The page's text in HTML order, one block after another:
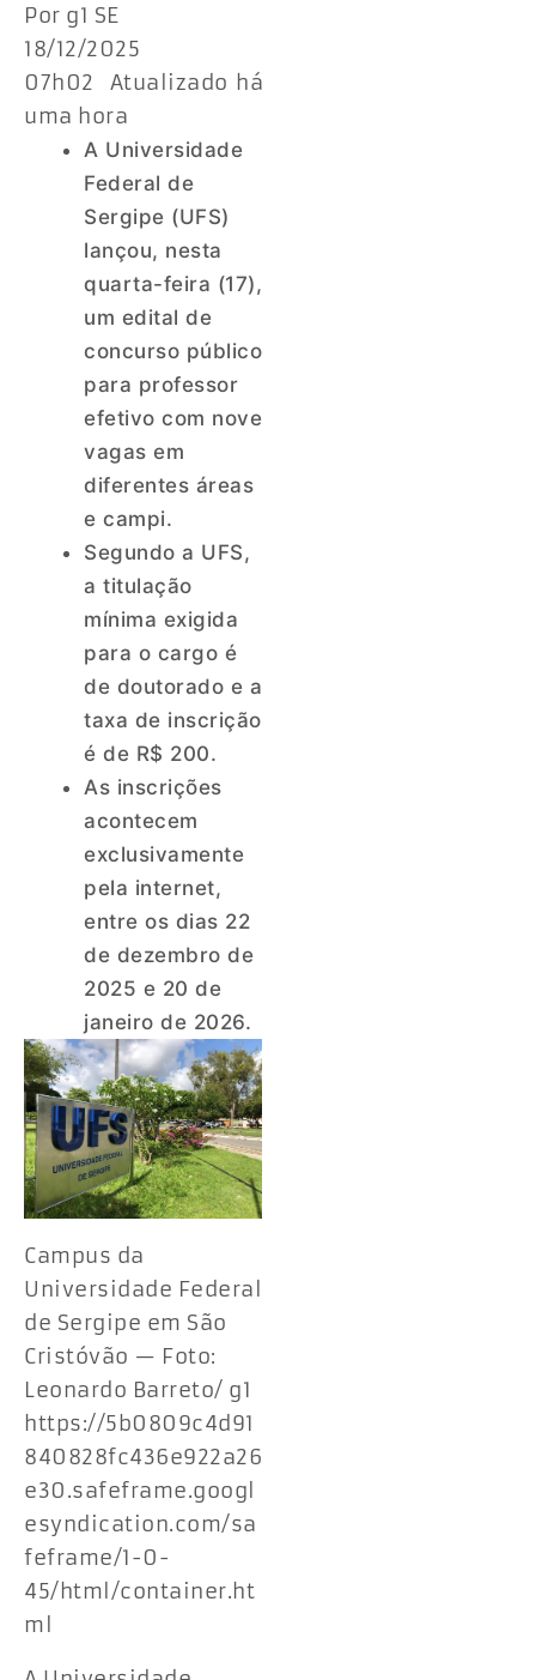
Por g1 SE
18/12/2025
07h02 Atualizado há
uma hora
A Universidade
Federal de
Sergipe (UFS)
lançou, nesta
quarta-feira (17),
um edital de
concurso público
para professor
efetivo com nove
vagas em
diferentes áreas
e campi.
Segundo a UFS,
a titulação
mínima exigida
para o cargo é
de doutorado e a
taxa de inscrição
é de R$ 200.
As inscrições
acontecem
exclusivamente
pela internet,
entre os dias 22
de dezembro de
2025 e 20 de
janeiro de 2026.
Campus da
Universidade Federal
de Sergipe em São
Cristóvão — Foto:
Leonardo Barreto/ g1
https://5b0809c4d91
840828fc436e922a26
e30.safeframe.googl
esyndication.com/sa
feframe/1-0-
45/html/container.ht
ml